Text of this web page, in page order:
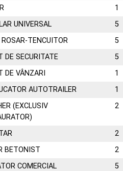
1
UNIVERSAL 5
ROSAR-TENCUITOR 5
DE SECURITATE 5
DE VÂNZARI 1
AUTOTRAILER 1
(EXCLUSIV
2
2
BETONIST 2
COMERCIAL 5